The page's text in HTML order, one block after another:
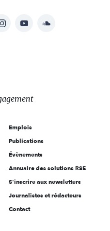
InstagramYouTubeSoundcloud
Emplois
Publications
Évènements
Annuaire des solutions RSE
S'inscrire aux newsletters
Journalistes et rédacteurs
Contact